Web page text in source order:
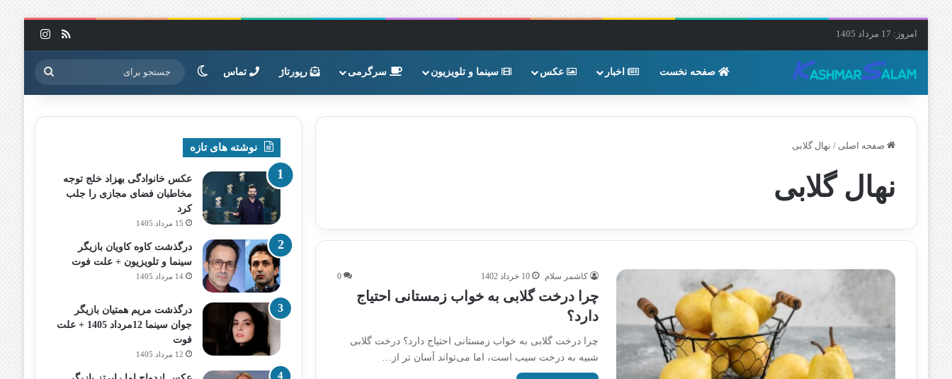
امروز: 17 مرداد 1405 خوراک
صفحه نخست اخبار عکس سینما و تلویزیون سرگرمی رپورتاژ تماس تغییر پوسته جستجو
برای
صفحه اصلی / نهال گلابی
نهال گلابی
کاشمر سلام 10 خرداد 1402 0
چرا درخت گلابی به خواب زمستانی احتیاج
دارد؟
چرا درخت گلابی به خواب زمستانی احتیاج دارد؟ درخت گلابی
شبیه به درخت سیب است، اما می‌تواند آسان تر از…
نوشته های تازه
عکس خانوادگی بهزاد خلج توجه
مخاطبان فضای مجازی را جلب
کرد
15 مرداد 1405
درگذشت کاوه کاویان بازیگر
سینما و تلویزیون + علت فوت
14 مرداد 1405
درگذشت مریم همتیان بازیگر
جوان سینما 12مرداد 1405 + علت
فوت
12 مرداد 1405